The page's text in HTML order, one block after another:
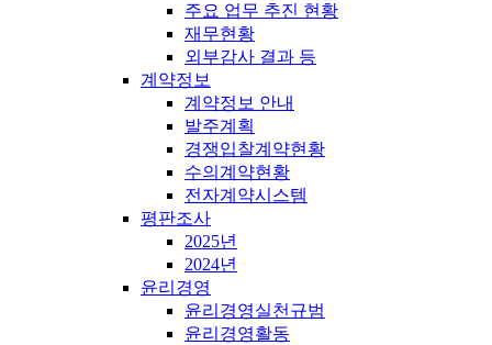
주요 업무 추진 현황
재무현황
외부감사 결과 등
계약정보
계약정보 안내
발주계획
경쟁입찰계약현황
수의계약현황
전자계약시스템
평판조사
2025년
2024년
윤리경영
윤리경영실천규범
윤리경영활동